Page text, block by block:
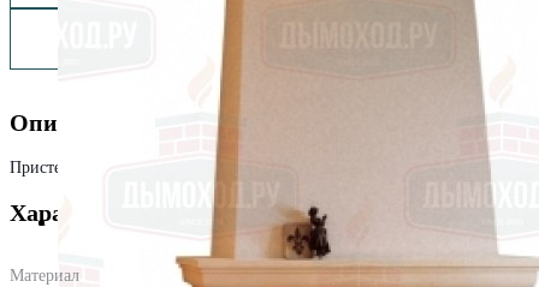
Описание
Пристенная облицовка из золотистого Edelroc + "сухой камень".
Характеристики
Материал Искусственный камень